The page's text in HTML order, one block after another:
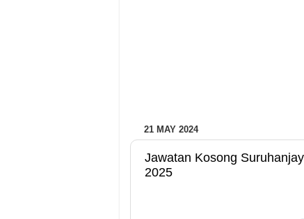
21 MAY 2024
Jawatan Kosong
2025